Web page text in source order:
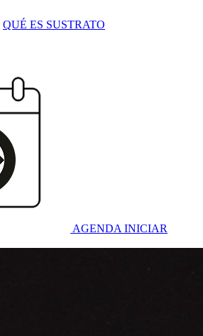
QUÉ ES SUSTRATO
AGENDA INICIAR